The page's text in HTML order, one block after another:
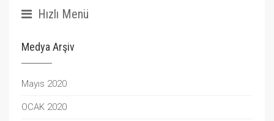
Hızlı Menü
Medya Arşiv
Mayıs 2020
OCAK 2020